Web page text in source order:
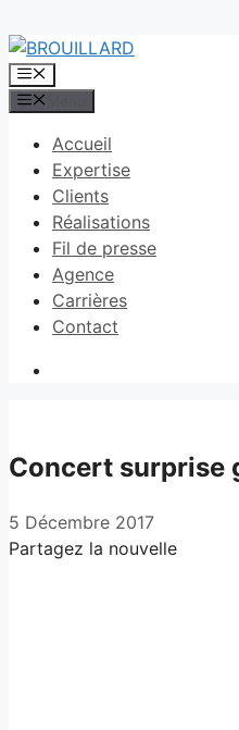
Aller
au
contenu
Menu
Accueil
Expertise
Clients
Réalisations
Fil de presse
Agence
Carrières
Contact
Concert surprise
5 Décembre 2017
Partagez la nouvelle